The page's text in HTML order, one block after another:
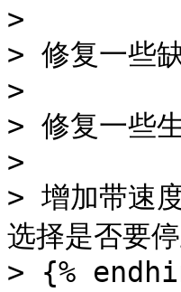
>
> 修复一些
>
> 修复一些
>
> 增加带速
选择是否要
> {%